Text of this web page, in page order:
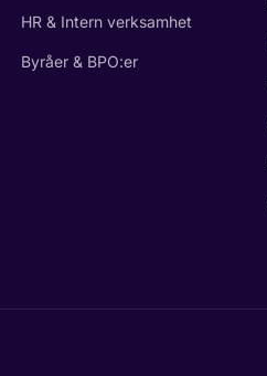
HR & Intern verksamhet
Byråer & BPO:er